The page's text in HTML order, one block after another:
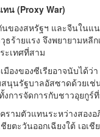
ทน (Proxy War)
ของสหรัฐฯ และจีนในแ
ธร้ายแรง จึงพยายามหลี
ะเทศที่สาม
มืองของซีเรียอาจนับได้
นุนรัฐบาลอัสซาดด้วยเช่
งการจัดการกับชาวอุยกูร์
รามตัวแทนระหว่างสอง
ยตะวันออกเฉียงใต้ เอเ